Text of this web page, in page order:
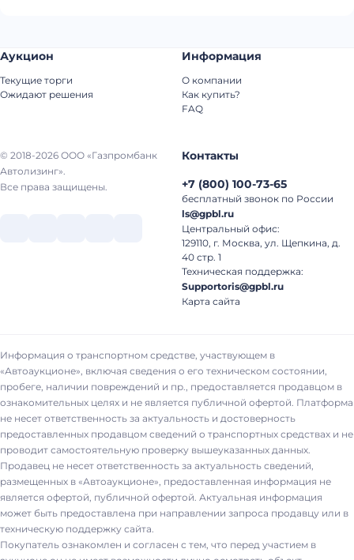
© 2018-2026 ООО «Газпромбанк
Автолизинг».
Все права защищены.
Аукцион
Текущие торги
Ожидают решения
Информация
О компании
Как купить?
FAQ
Контакты
+7 (800) 100-73-65
бесплатный звонок по России
ls@gpbl.ru
Центральный офис:
129110, г. Москва, ул. Щепкина, д.
40 стр. 1
Техническая поддержка:
Supportoris@gpbl.ru
Карта сайта
Информация о транспортном средстве, участвующем в
«Автоаукционе», включая сведения о его техническом состоянии,
пробеге, наличии повреждений и пр., предоставляется продавцом в
ознакомительных целях и не является публичной офертой. Платформа
не несет ответственность за актуальность и достоверность
предоставленных продавцом сведений о транспортных средствах и не
проводит самостоятельную проверку вышеуказанных данных.
Продавец не несет ответственность за актуальность сведений,
размещенных в «Автоаукционе», предоставленная информация не
является офертой, публичной офертой. Актуальная информация
может быть предоставлена при направлении запроса продавцу или в
техническую поддержку сайта.
Покупатель ознакомлен и согласен с тем, что перед участием в